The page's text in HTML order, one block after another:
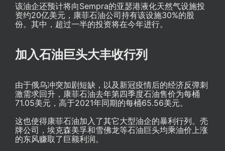
该油企还预计将向Sempra的亚瑟港液化天然气设施投
资约20亿美元，康菲石油公司持有该设施30%的股
份。其中，超过一半的投资将在今年进行。
加入石油巨头大丰收行列
由于俄乌冲突加剧短缺，以及新冠疫情后的经济反弹刺
激需求回升，康菲石油去年第四季度石油售价为每桶
71.05美元，高于2021年同期的每桶65.56美元。
这也使得康菲石油加入了其它大型油企的暴利行列。壳
牌公司，埃克森美孚和雪佛龙等石油巨头均乘油价上涨
的东风赚取了巨额利润。